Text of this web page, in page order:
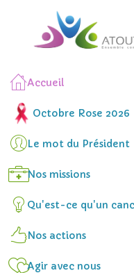
Accueil
Octobre Rose 2026
Le mot du Président
Nos missions
Qu'est-ce qu'un
Nos actions
Agir avec nous